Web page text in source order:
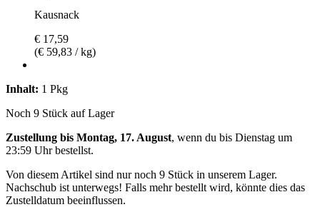
Kausnack
€ 17,59
(€ 59,83 / kg)
Inhalt: 1 Pkg
Noch 9 Stück auf Lager
Zustellung bis Montag, 17. August, wenn du bis Dienstag um
23:59 Uhrbestellst.
Von diesem Artikel sind nur noch 9 Stück in unserem Lager.
Nachschub ist unterwegs! Falls mehr bestellt wird, könnte dies das
Zustelldatum beeinflussen.